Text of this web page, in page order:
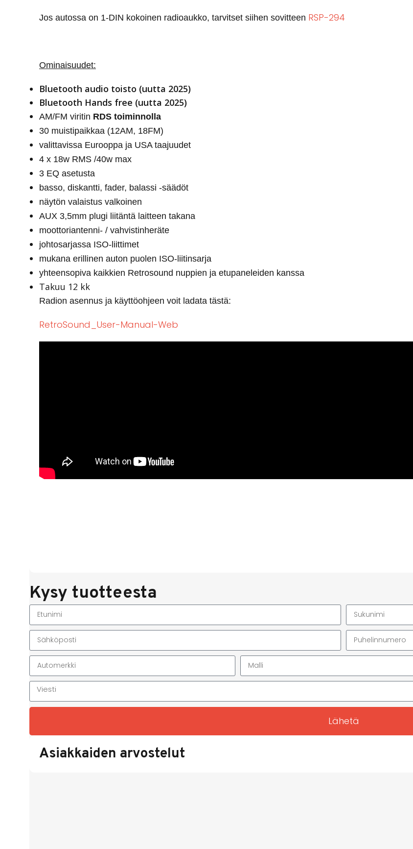
Jos autossa on 1-DIN kokoinen radioaukko, tarvitset siihen sovitteen RSP-294
Ominaisuudet:
Bluetooth audio toisto (uutta 2025)
Bluetooth Hands free (uutta 2025)
AM/FM viritin RDS toiminnolla
30 muistipaikkaa (12AM, 18FM)
valittavissa Eurooppa ja USA taajuudet
4 x 18w RMS /40w max
3 EQ asetusta
basso, diskantti, fader, balassi -säädöt
näytön valaistus valkoinen
AUX 3,5mm plugi liitäntä laitteen takana
moottoriantenni- / vahvistinheräte
johtosarjassa ISO-liittimet
mukana erillinen auton puolen ISO-liitinsarja
yhteensopiva kaikkien Retrosound nuppien ja etupaneleiden kanssa
Takuu 12 kk
Radion asennus ja käyttöohjeen voit ladata tästä:
RetroSound_User-Manual-Web
Kysy tuotteesta
Lähetä
Asiakkaiden arvostelut